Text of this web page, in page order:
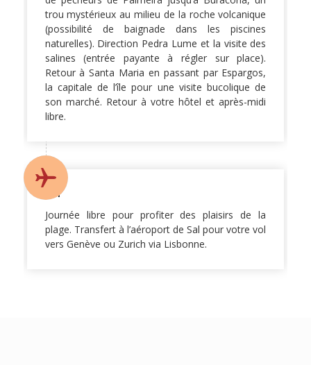
trou mystérieux au milieu de la roche volcanique
(possibilité de baignade dans les piscines
naturelles). Direction Pedra Lume et la visite des
salines (entrée payante à régler sur place).
Retour à Santa Maria en passant par Espargos,
la capitale de l’île pour une visite bucolique de
son marché. Retour à votre hôtel et après-midi
libre.
Sal
Journée libre pour profiter des plaisirs de la
plage. Transfert à l’aéroport de Sal pour votre vol
vers Genève ou Zurich via Lisbonne.